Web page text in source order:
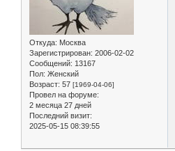
Откуда: Москва
Зарегистрирован: 2006-02-02
Сообщений: 13167
Пол: Женский
Возраст: 57 [1969-04-06]
Провел на форуме:
2 месяца 27 дней
Последний визит:
2025-05-15 08:39:55